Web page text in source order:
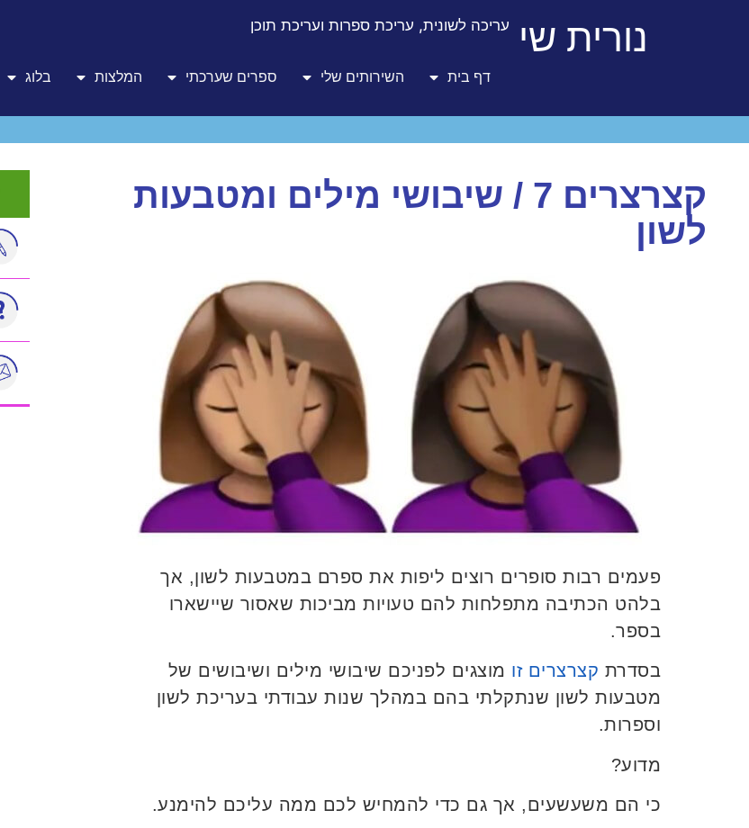
נורית שי עריכה לשונית, עריכת ספרות ועריכת תוכן
דף בית השירותים שלי ספרים שערכתי המלצות בלוג
קצרצרים 7 / שיבושי מילים ומטבעות
לשון
פעמים רבות סופרים רוצים ליפות את ספרם במטבעות לשון, אך
בלהט הכתיבה מתפלחות להם טעויות מביכות שאסור שיישארו
בספר.
בסדרת קצרצרים זו מוצגים לפניכם שיבושי מילים ושיבושים של
מטבעות לשון שנתקלתי בהם במהלך שנות עבודתי בעריכת לשון
וספרות.
מדוע?
כי הם משעשעים, אך גם כדי להמחיש לכם ממה עליכם להימנע.